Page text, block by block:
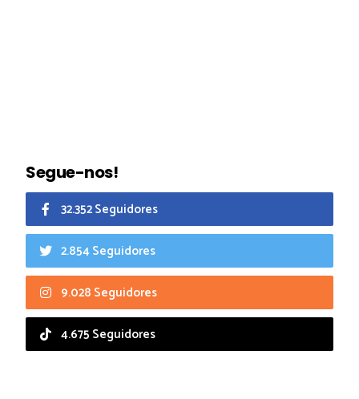
Segue-nos!
32.352 Seguidores
2.854 Seguidores
9.028 Seguidores
4.675 Seguidores